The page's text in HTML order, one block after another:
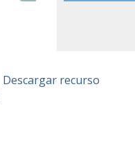
Descargar recurso